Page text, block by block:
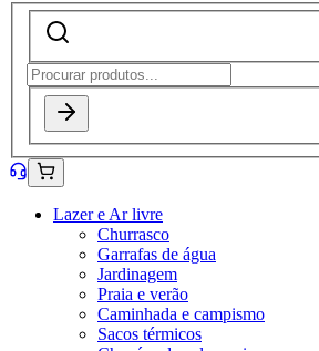
Lazer e Ar livre
Churrasco
Garrafas de água
Jardinagem
Praia e verão
Caminhada e campismo
Sacos térmicos